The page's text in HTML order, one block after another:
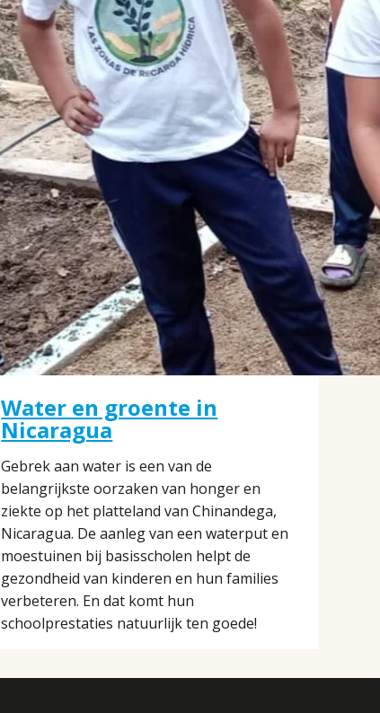
Water en groente in
Nicaragua
Gebrek aan water is een van de
belangrijkste oorzaken van honger en
ziekte op het platteland van Chinandega,
Nicaragua. De aanleg van een waterput en
moestuinen bij basisscholen helpt de
gezondheid van kinderen en hun families
verbeteren. En dat komt hun
schoolprestaties natuurlijk ten goede!